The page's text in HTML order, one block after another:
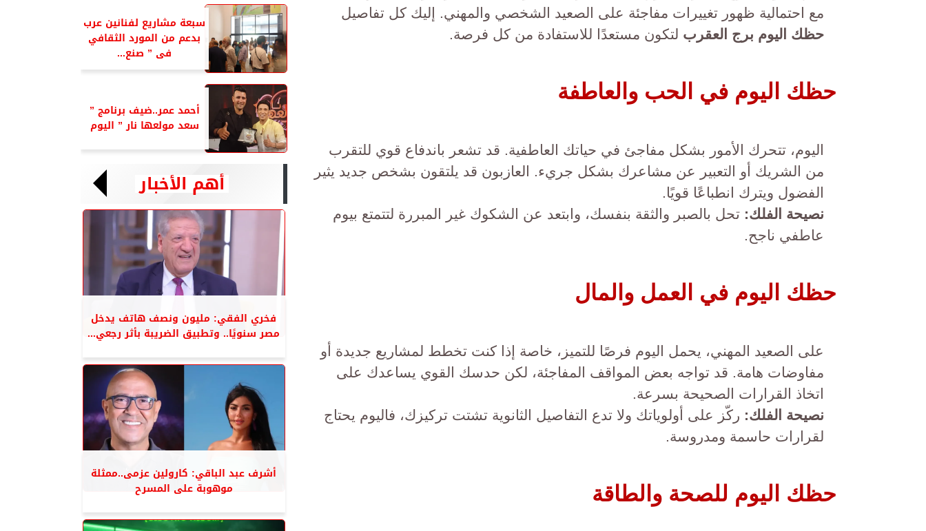
مع احتمالية ظهور تغييرات مفاجئة على الصعيد الشخصي والمهني. إليك كل تفاصيل
حظك اليوم برج العقرب لتكون مستعدًا للاستفادة من كل فرصة.
حظك اليوم في الحب والعاطفة
اليوم، تتحرك الأمور بشكل مفاجئ في حياتك العاطفية. قد تشعر باندفاع قوي للتقرب
من الشريك أو التعبير عن مشاعرك بشكل جريء. العازبون قد يلتقون بشخص جديد يثير
الفضول ويترك انطباعًا قويًا.
نصيحة الفلك: تحل بالصبر والثقة بنفسك، وابتعد عن الشكوك غير المبررة لتتمتع بيوم
عاطفي ناجح.
حظك اليوم في العمل والمال
على الصعيد المهني، يحمل اليوم فرصًا للتميز، خاصة إذا كنت تخطط لمشاريع جديدة أو
مفاوضات هامة. قد تواجه بعض المواقف المفاجئة، لكن حدسك القوي يساعدك على
اتخاذ القرارات الصحيحة بسرعة.
نصيحة الفلك: ركّز على أولوياتك ولا تدع التفاصيل الثانوية تشتت تركيزك، فاليوم يحتاج
لقرارات حاسمة ومدروسة.
حظك اليوم للصحة والطاقة
سبعة مشاريع لفنانين عرب
بدعم من المورد الثقافي
فى ” صنع...
أحمد عمر..ضيف برنامج ”
سعد مولعها نار ” اليوم
أهم الأخبار
فخري الفقي: مليون ونصف هاتف يدخل
مصر سنويًا.. وتطبيق الضريبة بأثر رجعي...
أشرف عبد الباقي: كارولين عزمى..ممثلة
موهوبة على المسرح